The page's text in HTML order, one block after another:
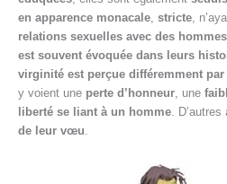
en apparence monacale, stricte,
relations sexuelles avec des
est souvent évoquée dans leurs
virginité est perçue différemment
y voient une perte d’honneur, une
liberté se liant à un homme.
de leur vœu.